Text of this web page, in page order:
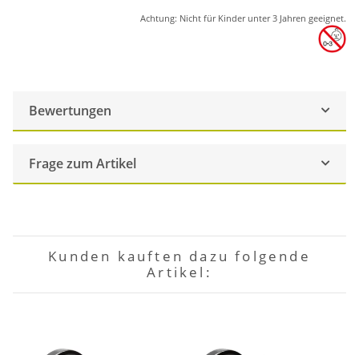
Achtung: Nicht für Kinder unter 3 Jahren geeignet.
Bewertungen
Frage zum Artikel
Kunden kauften dazu folgende
Artikel: